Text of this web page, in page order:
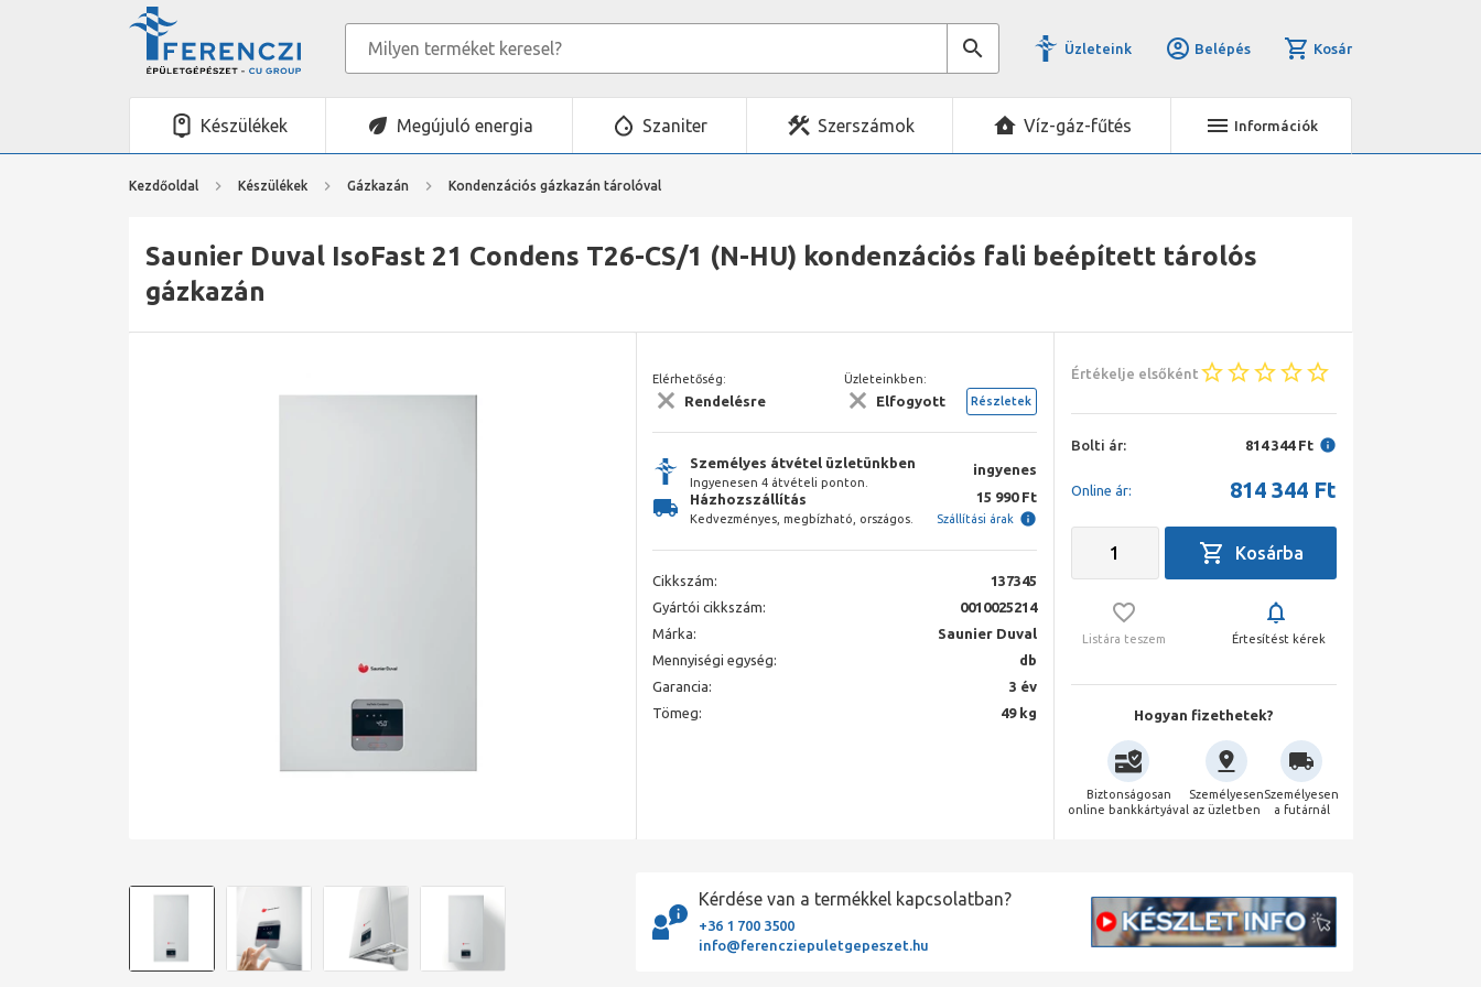
Üzleteink Belépés Kosár
Készülékek Megújuló energia Szaniter Szerszámok Víz-gáz-fűtés Információk
Kezdőoldal Készülékek Gázkazán Kondenzációs gázkazán tárolóval
Saunier Duval IsoFast 21 Condens T26-CS/1 (N-HU) kondenzációs fali beépített tárolós
gázkazán
Elérhetőség:
Rendelésre
Üzleteinkben:
Elfogyott Részletek
Személyes átvétel üzletünkben
Ingyenesen 4 átvételi ponton.
ingyenes
Házhozszállítás
Kedvezményes, megbízható, országos.
15 990 Ft
Szállítási árak
Cikkszám:
137345
Gyártói cikkszám:
0010025214
Márka:
Saunier Duval
Mennyiségi egység:
db
Garancia:
3 év
Tömeg:
49 kg
Értékelje elsőként
Bolti ár: 814 344 Ft
Online ár: 814 344 Ft
Listára teszem Értesítést kérek
Hogyan fizethetek?
Biztonságosan
online bankkártyával
Személyesen
az üzletben
Személyesen
a futárnál
Kérdése van a termékkel kapcsolatban?
+36 1 700 3500
info@ferencziepuletgepeszet.hu